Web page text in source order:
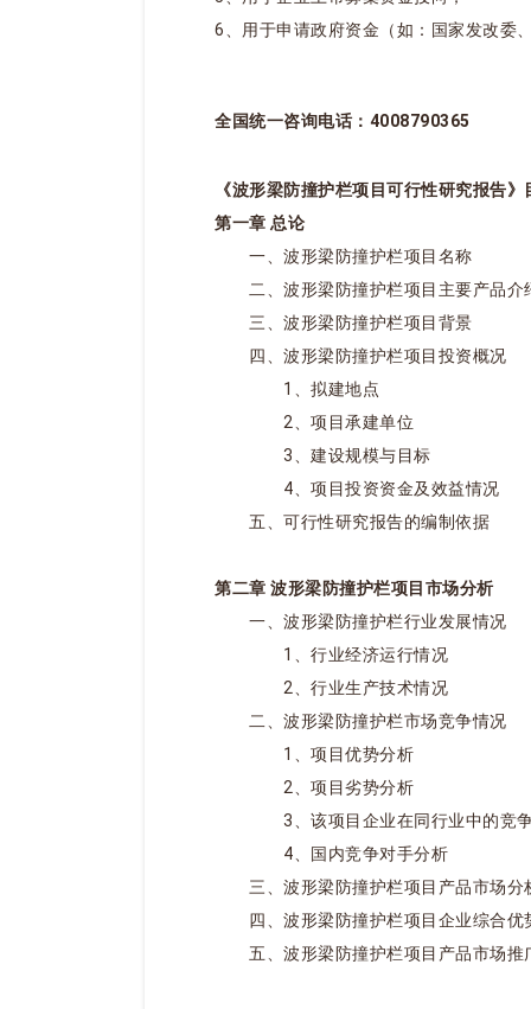
6、用于申请政府资金（如：国家发改委、
全国统一咨询电话：4008790365
《波形梁防撞护栏项目可行性研究报告》
第一章 总论
一、波形梁防撞护栏项目名称
二、波形梁防撞护栏项目主要产品介
三、波形梁防撞护栏项目背景
四、波形梁防撞护栏项目投资概况
1、拟建地点
2、项目承建单位
3、建设规模与目标
4、项目投资资金及效益情况
五、可行性研究报告的编制依据
第二章 波形梁防撞护栏项目市场分析
一、波形梁防撞护栏行业发展情况
1、行业经济运行情况
2、行业生产技术情况
二、波形梁防撞护栏市场竞争情况
1、项目优势分析
2、项目劣势分析
3、该项目企业在同行业中的竞争
4、国内竞争对手分析
三、波形梁防撞护栏项目产品市场分
四、波形梁防撞护栏项目企业综合优
五、波形梁防撞护栏项目产品市场推